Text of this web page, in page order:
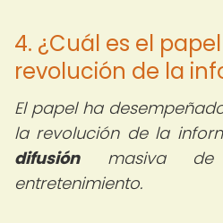
4. ¿Cuál es el
revolución de la
El papel ha
la revolución de la
difusiónmasiva de
entretenimiento.